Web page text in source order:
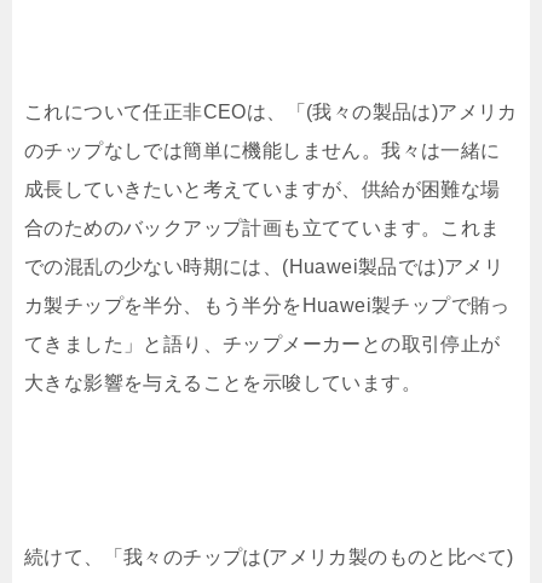
これについて任正非CEOは、「(我々の製品は)アメリカ
のチップなしでは簡単に機能しません。我々は一緒に
成長していきたいと考えていますが、供給が困難な場
合のためのバックアップ計画も立てています。これま
での混乱の少ない時期には、(Huawei製品では)アメリ
カ製チップを半分、もう半分をHuawei製チップで賄っ
てきました」と語り、チップメーカーとの取引停止が
大きな影響を与えることを示唆しています。
続けて、「我々のチップは(アメリカ製のものと比べて)